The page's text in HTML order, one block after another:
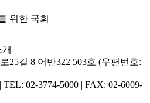
위한 국회
개
25길 8 어반322 503호 (우편번호:
| TEL: 02-3774-5000 | FAX: 02-6009-